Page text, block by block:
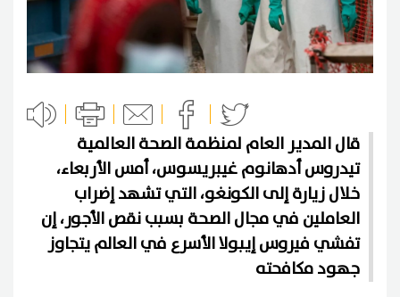
قال المدير العام لمنظمة الصحة العالمية
تيدروس أدهانوم غيبريسوس، أمس الأربعاء،
خلال زيارة إلى الكونغو، التي تشهد إضراب
العاملين في مجال الصحة بسبب نقص الأجور، إن
تفشي فيروس إيبولا الأسرع في العالم يتجاوز
جهود مكافحته